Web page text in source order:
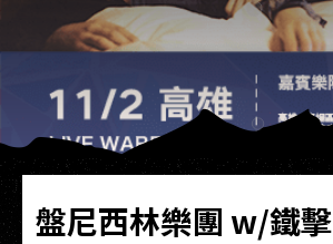
盤尼西林樂團 w/鐵擊